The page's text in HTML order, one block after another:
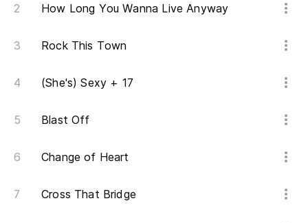
How Long You Wanna Live Anyway
Rock This Town
(She's) Sexy + 17
Blast Off
Change of Heart
Cross That Bridge